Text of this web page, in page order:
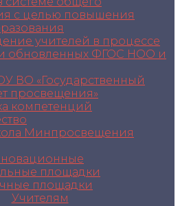
с целью повышения
учителей в процессе
обновленных ФГОС НОО и
ВО «Государственный
просвещения»
компетенций
Минпросвещения
площадки
площадки
Учителям